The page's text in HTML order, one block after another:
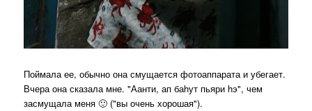
Поймала ее, обычно она смущается фотоаппарата и убегает.
Вчера она сказала мне. "Аанти, ап баhут пьяри hэ", чем
засмущала меня 🙂 ("вы очень хорошая").